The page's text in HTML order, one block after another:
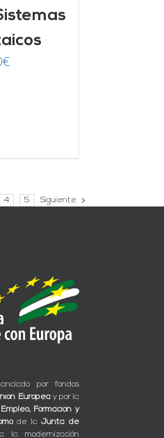
€
4 5 Siguiente
por fondos
Europeay por la
Formación y
de laJunta de
la modernización